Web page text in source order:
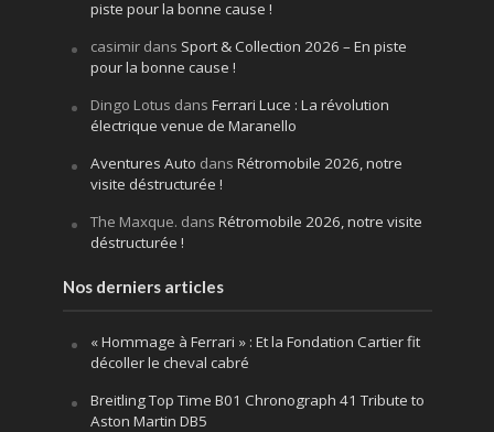
piste pour la bonne cause !
casimirdans Sport & Collection 2026 – En piste
pour la bonne cause !
Dingo Lotus dans Ferrari Luce : La révolution
électrique venue de Maranello
Aventures Auto dans Rétromobile 2026, notre
visite déstructurée !
The Maxque. dans Rétromobile 2026, notre visite
déstructurée !
Nos derniers articles
« Hommage à Ferrari » : Et la Fondation Cartier fit
décoller le cheval cabré
Breitling Top Time B01 Chronograph 41 Tribute to
Aston Martin DB5